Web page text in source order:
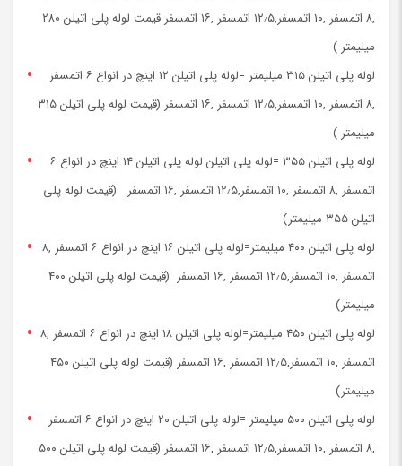
,۸ اتمسفر ,۱۰ اتمسفر,۱۲٫۵ اتمسفر ,۱۶ اتمسفر قیمت لوله پلی اتیلن ۲۸۰
میلیمتر )
لوله پلی اتیلن ۳۱۵ میلیمتر =لوله پلی اتیلن ۱۲ اینچ در انواع ۶ اتمسفر
,۸ اتمسفر ,۱۰ اتمسفر,۱۲٫۵ اتمسفر ,۱۶ اتمسفر (قیمت لوله پلی اتیلن ۳۱۵
میلیمتر )
لوله پلی اتیلن ۳۵۵ =لوله پلی اتیلن لوله پلی اتیلن ۱۴ اینچ در انواع ۶
اتمسفر ,۸ اتمسفر ,۱۰ اتمسفر,۱۲٫۵ اتمسفر ,۱۶ اتمسفر (قیمت لوله پلی
اتیلن ۳۵۵ میلیمتر)
لوله پلی اتیلن ۴۰۰ میلیمتر=لوله پلی اتیلن ۱۶ اینچ در انواع ۶ اتمسفر ,۸
اتمسفر ,۱۰ اتمسفر,۱۲٫۵ اتمسفر ,۱۶ اتمسفر (قیمت لوله پلی اتیلن ۴۰۰
میلیمتر)
لوله پلی اتیلن ۴۵۰ میلیمتر=لوله پلی اتیلن ۱۸ اینچ در انواع ۶ اتمسفر ,۸
اتمسفر ,۱۰ اتمسفر,۱۲٫۵ اتمسفر ,۱۶ اتمسفر (قیمت لوله پلی اتیلن ۴۵۰
میلیمتر)
لوله پلی اتیلن ۵۰۰ میلیمتر =لوله پلی اتیلن ۲۰ اینچ در انواع ۶ اتمسفر
,۸ اتمسفر ,۱۰ اتمسفر,۱۲٫۵ اتمسفر ,۱۶ اتمسفر (قیمت لوله پلی اتیلن ۵۰۰